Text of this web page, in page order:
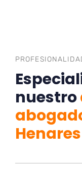
nuestro
Henares